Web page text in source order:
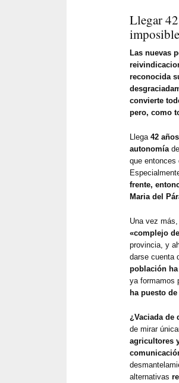
Llegar
imposible
Las nuevas
reconocida
convierte
pero, como
Llega42 años
autonomíade
que entonces
frente,
Maria del
Una vez
«complejo
provincia, y
darse cuenta
población
ya formamos
ha puesto
¿Vaciada de
de mirar
agricultores
alternativas